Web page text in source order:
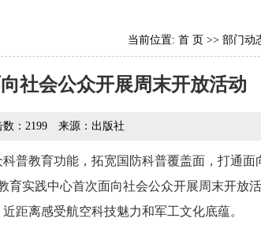
当前位置: 首 页 >> 部门动
社会公众开展周末开放活动
： 2199 来源：出版社
普教育功能，拓宽国防科普覆盖面，打通面
实践中心首次面向社会公众开展周末开放
距离感受航空科技魅力和军工文化底蕴。